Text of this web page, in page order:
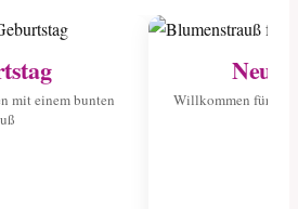
mit einem bunten
Willkommen für